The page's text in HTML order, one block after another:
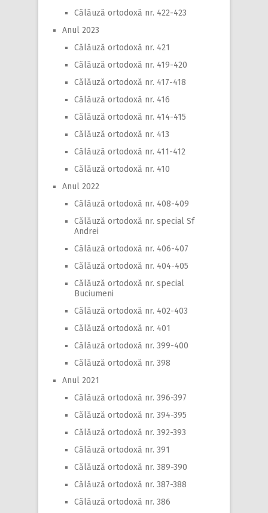
Călăuză ortodoxă nr. 422-423
Anul 2023
Călăuză ortodoxă nr. 421
Călăuză ortodoxă nr. 419-420
Călăuză ortodoxă nr. 417-418
Călăuză ortodoxă nr. 416
Călăuză ortodoxă nr. 414-415
Călăuză ortodoxă nr. 413
Călăuză ortodoxă nr. 411-412
Călăuză ortodoxă nr. 410
Anul 2022
Călăuză ortodoxă nr. 408-409
Călăuză ortodoxă nr. special Sf
Andrei
Călăuză ortodoxă nr. 406-407
Călăuză ortodoxă nr. 404-405
Călăuză ortodoxă nr. special
Buciumeni
Călăuză ortodoxă nr. 402-403
Călăuză ortodoxă nr. 401
Călăuză ortodoxă nr. 399-400
Călăuză ortodoxă nr. 398
Anul 2021
Călăuză ortodoxă nr. 396-397
Călăuză ortodoxă nr. 394-395
Călăuză ortodoxă nr. 392-393
Călăuză ortodoxă nr. 391
Călăuză ortodoxă nr. 389-390
Călăuză ortodoxă nr. 387-388
Călăuză ortodoxă nr. 386